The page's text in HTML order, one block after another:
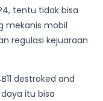
tentu tidak bisa
mekanis mobil
regulasi kejuaraan
destroked and
itu bisa